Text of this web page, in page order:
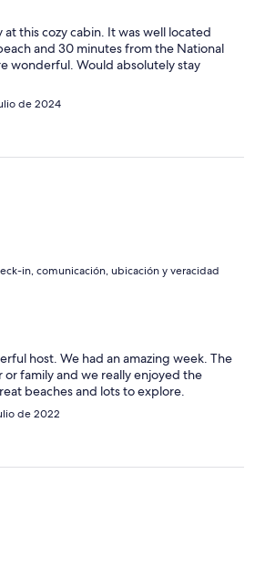
at this cozy cabin. It was well located
and 30 minutes from the National
wonderful. Would absolutely stay
de 2024
in, comunicación, ubicación y veracidad
host. We had an amazing week. The
family and we really enjoyed the
beaches and lots to explore.
de 2022